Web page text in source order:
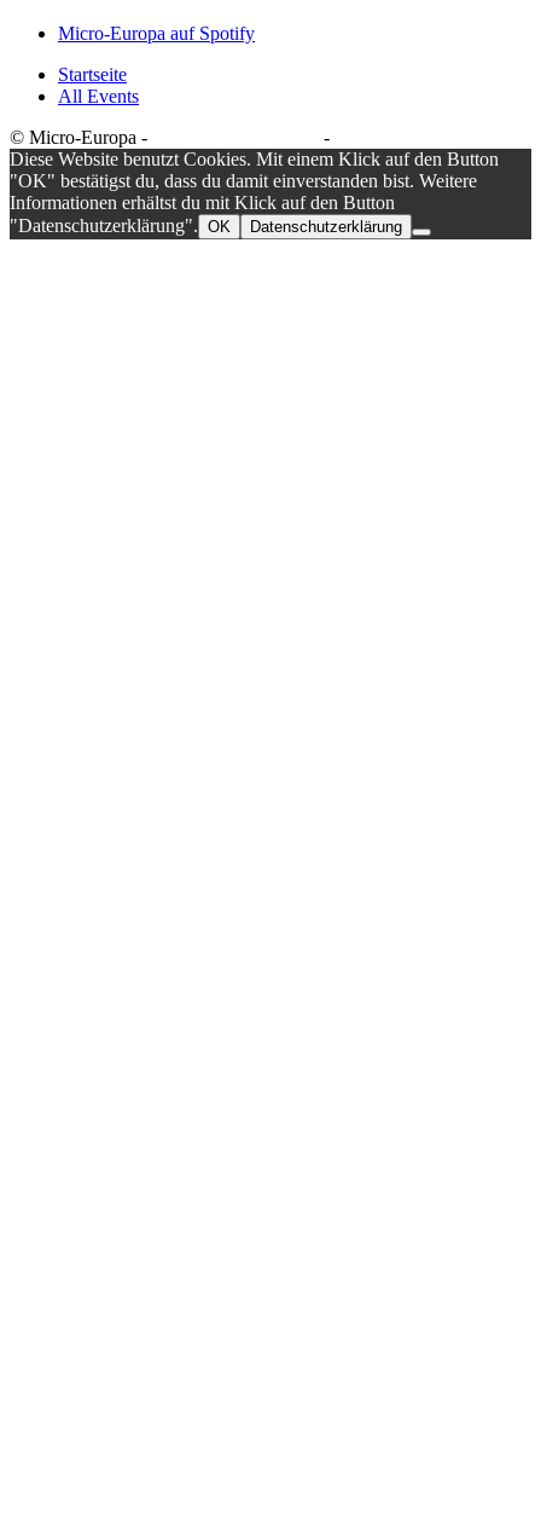
Micro-Europa auf Spotify
Startseite
All Events
© Micro-Europa -
-
Diese Website benutzt Cookies. Mit einem Klick auf den Button
"OK" bestätigst du, dass du damit einverstanden bist. Weitere
Informationen erhältst du mit Klick auf den Button
"Datenschutzerklärung". OK Datenschutzerklärung